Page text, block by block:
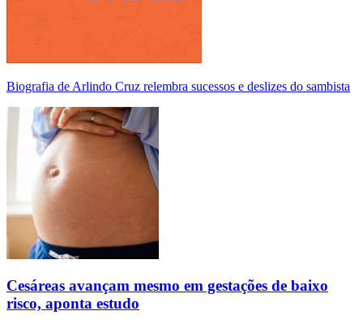
Biografia de Arlindo Cruz relembra sucessos e deslizes do sambista
Cesáreas avançam mesmo em gestações de baixo
risco, aponta estudo